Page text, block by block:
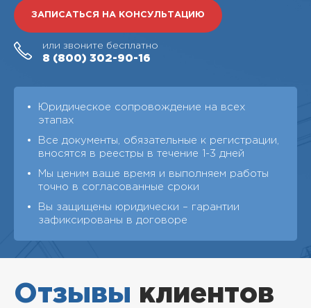
ЗАПИСАТЬСЯ НА КОНСУЛЬТАЦИЮ
или звоните бесплатно
8 (800) 302-90-16
Юридическое сопровождение на всех
этапах
Все документы, обязательные к регистрации,
вносятся в реестры в течение 1-3 дней
Мы ценим ваше время и выполняем работы
точно в согласованные сроки
Вы защищены юридически – гарантии
зафиксированы в договоре
Отзывы клиентов